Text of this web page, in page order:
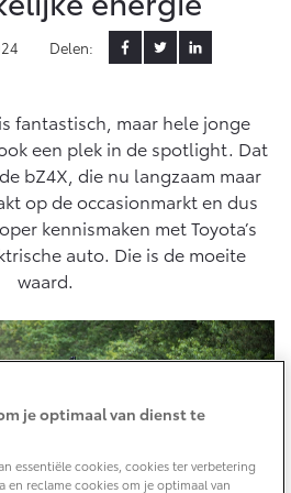
Urban Cruiser
BATTERIJ-ELEKTRISCH
Vanaf € 32.995,-
Corolla Touring Sports
Vanaf € 35.495,-
(SIL)
maken
modellen
Delen:
fantastisch, maar hele jonge
een plek in de spotlight. Dat
bZ4X, die nu langzaam maar
op de occasionmarkt en dus
kennismaken met Toyota’s
auto. Die is de moeite
waard.
je optimaal van dienst te
essentiële cookies, cookies ter verbetering
en reclame cookies om je optimaal van